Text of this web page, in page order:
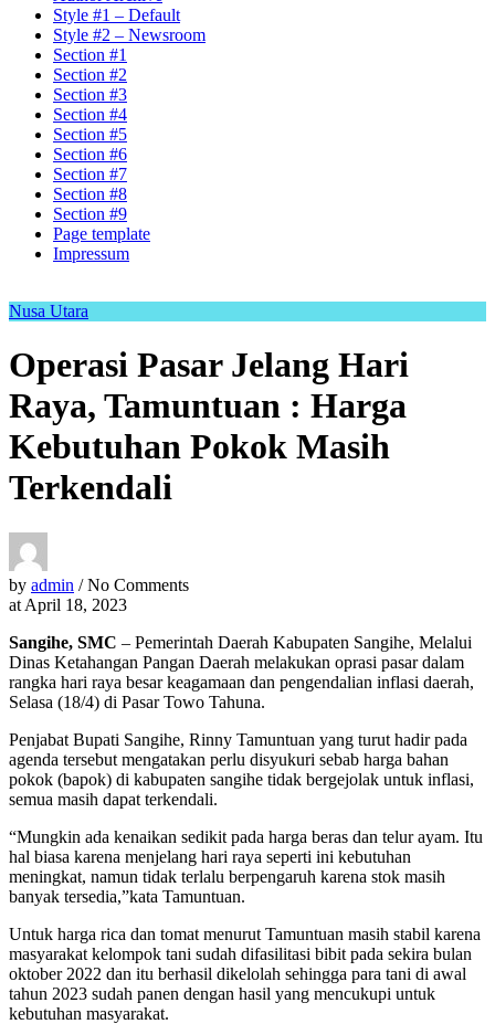
Style #1 – Default
Style #2 – Newsroom
Section #1
Section #2
Section #3
Section #4
Section #5
Section #6
Section #7
Section #8
Section #9
Page template
Impressum
Nusa Utara
Operasi Pasar Jelang Hari
Raya, Tamuntuan : Harga
Kebutuhan Pokok Masih
Terkendali
by admin / No Comments
at April 18, 2023
Sangihe, SMC – Pemerintah Daerah Kabupaten Sangihe, Melalui
Dinas Ketahangan Pangan Daerah melakukan oprasi pasar dalam
rangka hari raya besar keagamaan dan pengendalian inflasi daerah,
Selasa (18/4) di Pasar Towo Tahuna.
Penjabat Bupati Sangihe, Rinny Tamuntuan yang turut hadir pada
agenda tersebut mengatakan perlu disyukuri sebab harga bahan
pokok (bapok) di kabupaten sangihe tidak bergejolak untuk inflasi,
semua masih dapat terkendali.
“Mungkin ada kenaikan sedikit pada harga beras dan telur ayam. Itu
hal biasa karena menjelang hari raya seperti ini kebutuhan
meningkat, namun tidak terlalu berpengaruh karena stok masih
banyak tersedia,”kata Tamuntuan.
Untuk harga rica dan tomat menurut Tamuntuan masih stabil karena
masyarakat kelompok tani sudah difasilitasi bibit pada sekira bulan
oktober 2022 dan itu berhasil dikelolah sehingga para tani di awal
tahun 2023 sudah panen dengan hasil yang mencukupi untuk
kebutuhan masyarakat.